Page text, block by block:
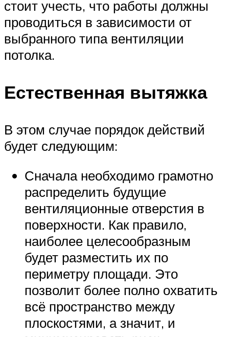
стоит учесть, что работы должны
проводиться в зависимости от
выбранного типа вентиляции
потолка.
Естественная вытяжка
В этом случае порядок действий
будет следующим:
Сначала необходимо грамотно
распределить будущие
вентиляционные отверстия в
поверхности. Как правило,
наиболее целесообразным
будет разместить их по
периметру площади. Это
позволит более полно охватить
всё пространство между
плоскостями, а значит, и